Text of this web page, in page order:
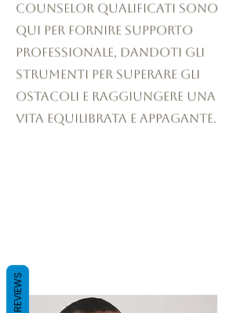
counselor qualificati sono
qui per fornire supporto
professionale, dandoti gli
strumenti per superare gli
ostacoli e raggiungere una
vita equilibrata e appagante.
REVIEWS